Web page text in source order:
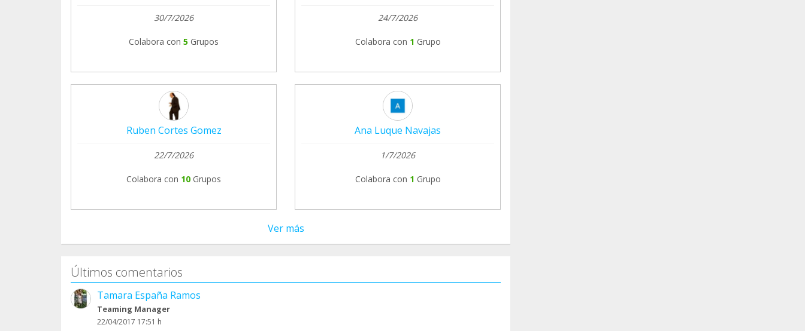
30/7/2026
Colabora con 5 Grupos
24/7/2026
Colabora con 1 Grupo
Ruben Cortes Gomez
22/7/2026
Colabora con 10 Grupos
Ana Luque Navajas
1/7/2026
Colabora con 1 Grupo
Ver más
Últimos comentarios
Tamara España Ramos
Teaming Manager
22/04/2017 17:51 h